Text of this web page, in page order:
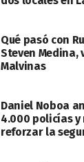
Qué pasó con
Steven Medina,
Malvinas
Daniel Noboa
4.000 policías
reforzar la